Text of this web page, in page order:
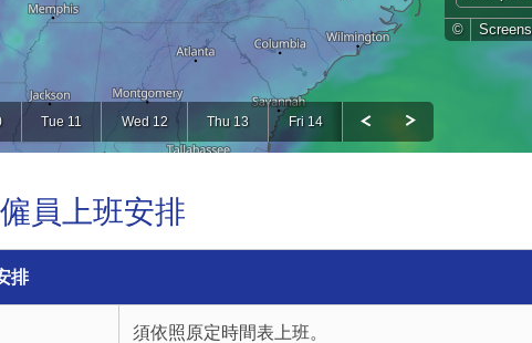
員上班安排
排
須依照原定時間表上班。